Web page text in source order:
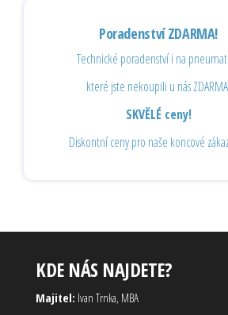
Poradenství ZDARMA!
Technické poradenství i na
které jste nekoupili u nás
SKVĚLÉ ceny!
Diskontní ceny pro naše koncové
KDE NÁS NAJDETE?
Majitel: Ivan Trnka, MBA